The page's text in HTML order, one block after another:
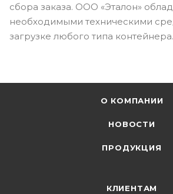
сбора заказа. ООО «Эталон»
необходимыми техническими
загрузке любого типа контейнера.
О КОМПАНИИ
НОВОСТИ
ПРОДУКЦИЯ
КЛИЕНТАМ